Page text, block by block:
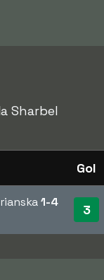
Sharbel
Gol
1-4 3